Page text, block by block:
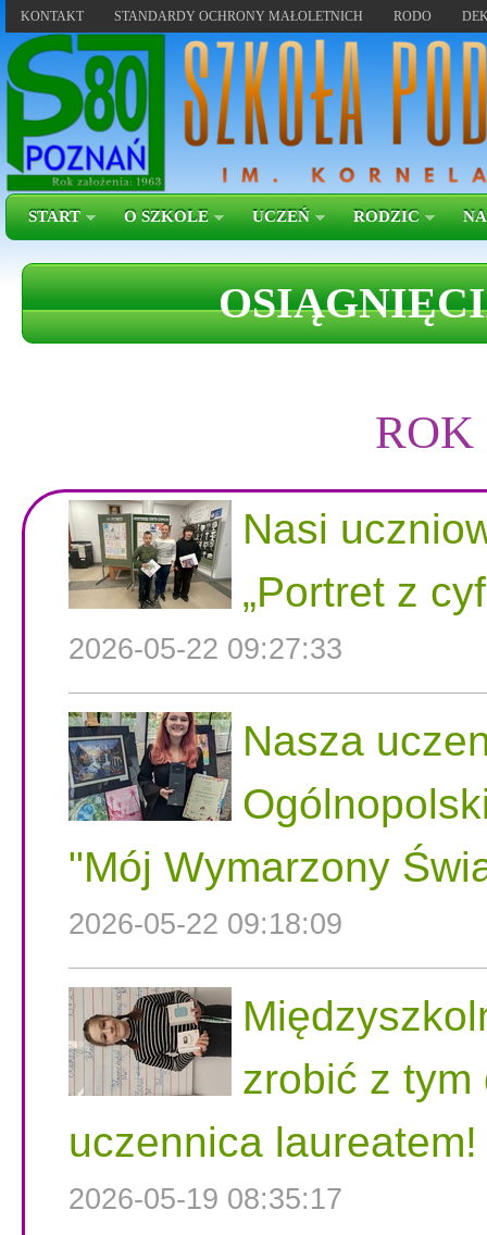
KONTAKT STANDARDY OCHRONY MAŁOLETNICH RODO
START O SZKOLE UCZEŃ RODZIC
ROK
Nasi
„Portret z
2026-05-22 09:27:33
Nasza
"Mój Wymarzony
2026-05-22 09:18:09
zrobić z tym
uczennica laureatem!
2026-05-19 08:35:17